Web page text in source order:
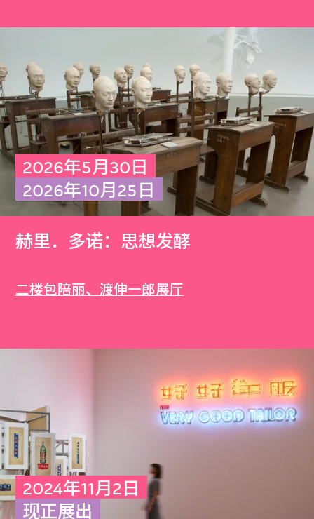
2026年5月30日
2026年10月25日
赫里．多诺：思想发酵
二楼包陪丽、渡伸一郎展厅
2024年11月2日
现正展出